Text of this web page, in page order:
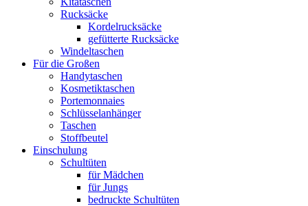
Rucksäcke
Kordelrucksäcke
gefütterte Rucksäcke
Windeltaschen
Für die Großen
Handytaschen
Kosmetiktaschen
Portemonnaies
Schlüsselanhänger
Taschen
Stoffbeutel
Einschulung
Schultüten
für Mädchen
für Jungs
bedruckte Schultüten